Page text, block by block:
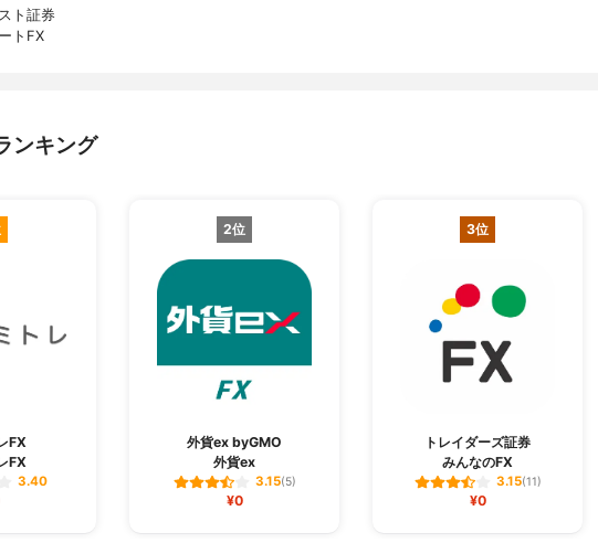
ト証券
トFX
ンキング
FX
FX
3.40
2位
外貨ex byGMO
外貨ex
3.15(5)
¥0
3位
トレイダーズ証券
みんなのFX
3.15(11)
¥0